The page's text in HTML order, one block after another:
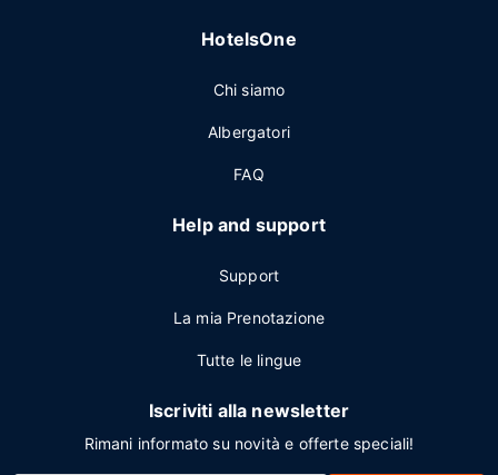
HotelsOne
Chi siamo
Albergatori
FAQ
Help and support
Support
La mia Prenotazione
Tutte le lingue
Iscriviti alla newsletter
Rimani informato su novità e offerte speciali!